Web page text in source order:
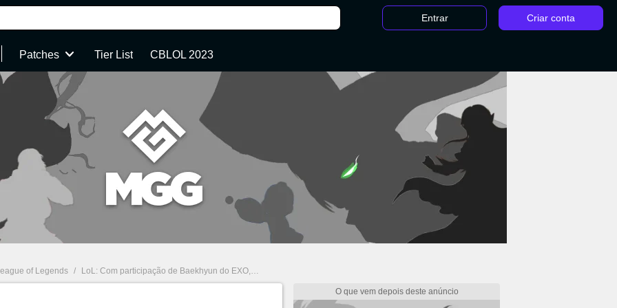
Entrar Criar conta
Patches Tier List CBLOL 2023
of Legends / LoL: Com participação de Baekhyun do EXO, T1 revela Runner, música tema de 2021